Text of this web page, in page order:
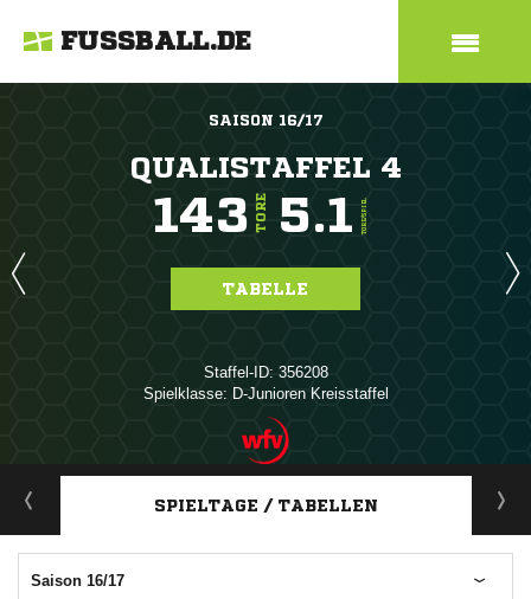
FUSSBALL.DE
SAISON 16/17
QUALISTAFFEL 4
143 TORE 5.1 TORE/SPIEL
TABELLE
Staffel-ID: 356208
Spielklasse: D-Junioren Kreisstaffel
ANZEIGE
SPIELTAGE / TABELLEN
Saison 16/17